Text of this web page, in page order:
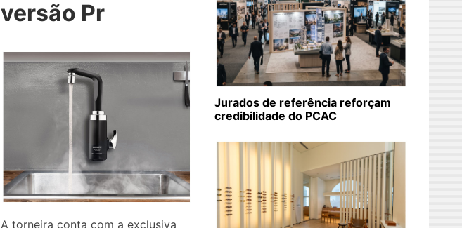
versão Pr
A torneira conta com a exclusiva
Jurados de referência reforçam
credibilidade do PCAC